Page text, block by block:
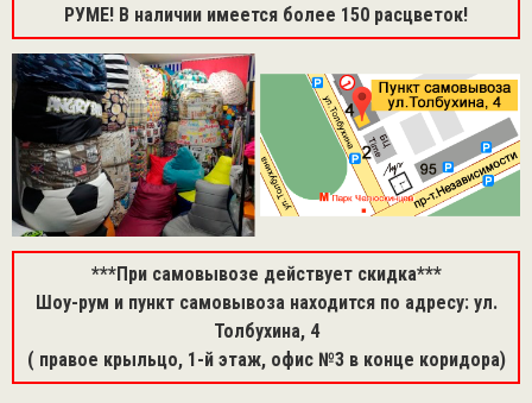
РУМЕ! В наличии имеется более 150 расцветок!
***При самовывозе действует скидка***
Шоу-рум и пункт самовывоза находится по адресу: ул.
Толбухина, 4
( правое крыльцо, 1-й этаж, офис №3 в конце коридора)